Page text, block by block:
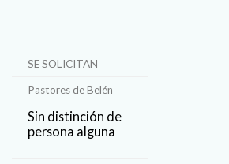
SE SOLICITAN
Pastores de Belén
Sin distinción de
persona alguna